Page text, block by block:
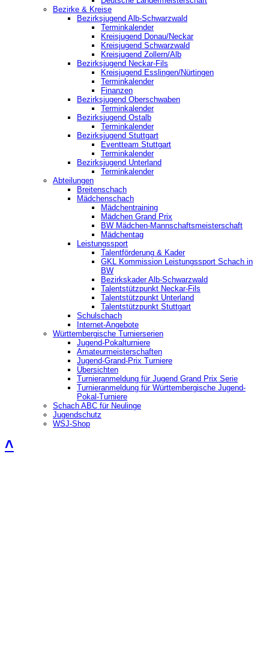
Bezirke & Kreise
Bezirksjugend Alb-Schwarzwald
Terminkalender
Kreisjugend Donau/Neckar
Kreisjugend Schwarzwald
Kreisjugend Zollern/Alb
Bezirksjugend Neckar-Fils
Kreisjugend ‎Esslingen/Nürtingen
Terminkalender
Finanzen
Bezirksjugend Oberschwaben
Terminkalender
Bezirksjugend Ostalb
Terminkalender
Bezirksjugend Stuttgart
‎Eventteam Stuttgart
Terminkalender
Bezirksjugend Unterland
Terminkalender
Abteilungen
Breitenschach
Mädchenschach
Mädchentraining
Mädchen Grand Prix
BW Mädchen-Mannschaftsmeisterschaft
Mädchentag
Leistungssport
Talentförderung & Kader
GKL Kommission Leistungssport Schach in
BW
Bezirkskader Alb-Schwarzwald
Talentstützpunkt Neckar-Fils
Talentstützpunkt Unterland
Talentstützpunkt Stuttgart
Schulschach
Internet-Angebote
Württembergische Turnierserien
Jugend-Pokalturniere
Amateurmeisterschaften
Jugend-Grand-Prix Turniere
Übersichten
Turnieranmeldung für Jugend Grand Prix Serie
Turnieranmeldung für Württembergische Jugend-
Pokal-Turniere
Schach ABC für Neulinge
Jugendschutz
WSJ-Shop
˄